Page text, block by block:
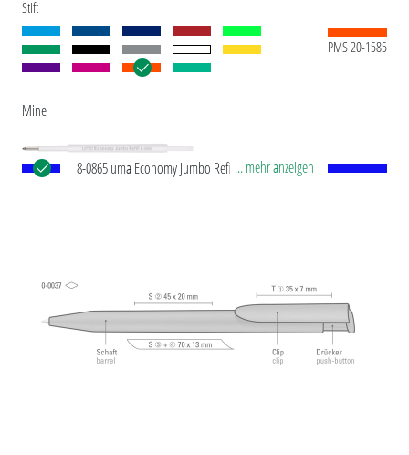
Stift
PMS 20-1585
Mine
8-0865 uma Economy Jumbo Refill blue Jumbo
... mehr anzeigen